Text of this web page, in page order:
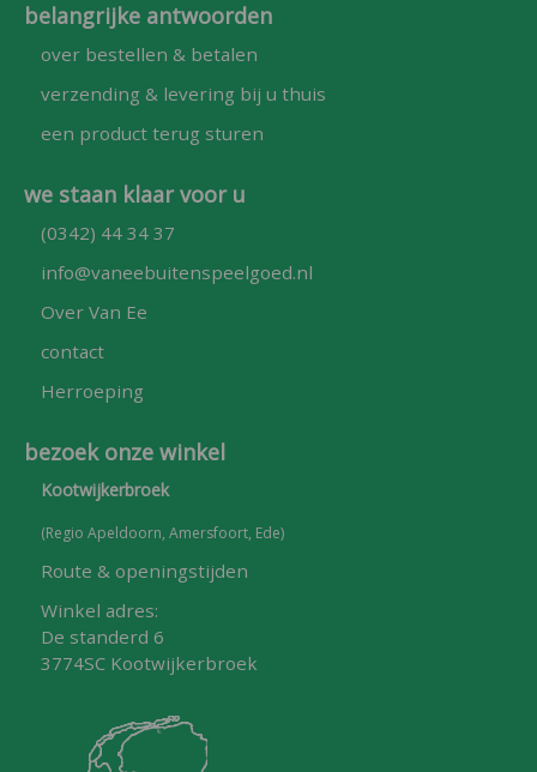
belangrijke antwoorden
over bestellen & betalen
verzending & levering bij u thuis
een product terug sturen
we staan klaar voor u
(0342) 44 34 37
info@vaneebuitenspeelgoed.nl
Over Van Ee
contact
Herroeping
bezoek onze winkel
Kootwijkerbroek
(Regio Apeldoorn, Amersfoort, Ede)
Route & openingstijden
Winkel adres:
De standerd 6
3774SC Kootwijkerbroek